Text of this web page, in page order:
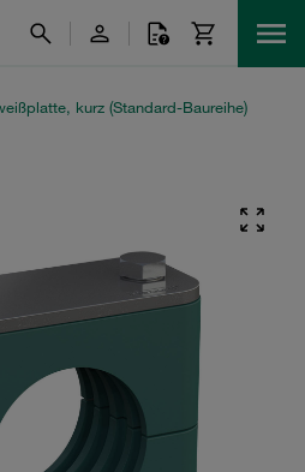
kurz (Standard-Baureihe)